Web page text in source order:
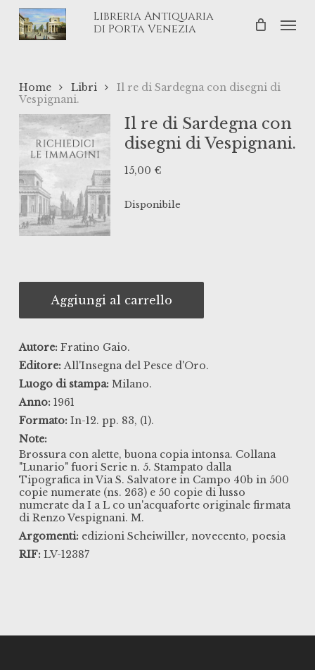
Skip
Libreria Antiquaria
di Porta Venezia
Home Libri
Il re di Sardegna con disegni di
Vespignani.
Il re di Sardegna con
disegni di Vespignani.
15,00 €
Disponibile
Aggiungi al carrello
Autore: Fratino Gaio.
Editore: All'Insegna del Pesce d'Oro.
Luogo di stampa: Milano.
Anno: 1961
Formato: In-12. pp. 83, (1).
Note:
Brossura con alette, buona copia intonsa. Collana
"Lunario" fuori Serie n. 5. Stampato dalla
Tipografica in Via S. Salvatore in Campo 40b in 500
copie numerate (ns. 263) e 50 copie di lusso
numerate da I a L co un'acquaforte originale firmata
di Renzo Vespignani. M.
Argomenti: edizioni Scheiwiller, novecento, poesia
RIF: LV-12387